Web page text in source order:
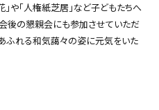
や「人権紙芝居」など子どもたちへ
後の懇親会にも参加させていただ
ふれる和気藹々の姿に元気をいた